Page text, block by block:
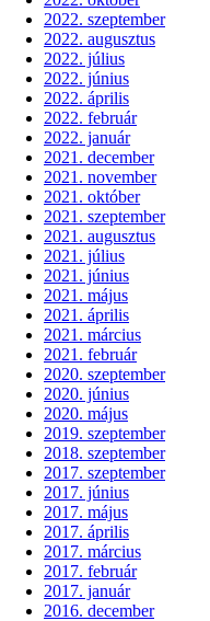
2022. szeptember
2022. augusztus
2022. július
2022. június
2022. április
2022. február
2022. január
2021. december
2021. november
2021. október
2021. szeptember
2021. augusztus
2021. július
2021. június
2021. május
2021. április
2021. március
2021. február
2020. szeptember
2020. június
2020. május
2019. szeptember
2018. szeptember
2017. szeptember
2017. június
2017. május
2017. április
2017. március
2017. február
2017. január
2016. december